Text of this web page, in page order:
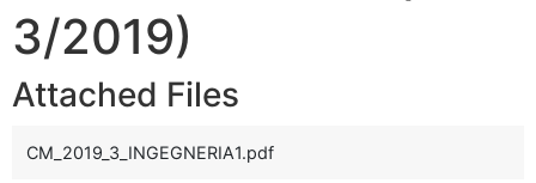
3/2019)
Attached Files
CM_2019_3_INGEGNERIA1.pdf